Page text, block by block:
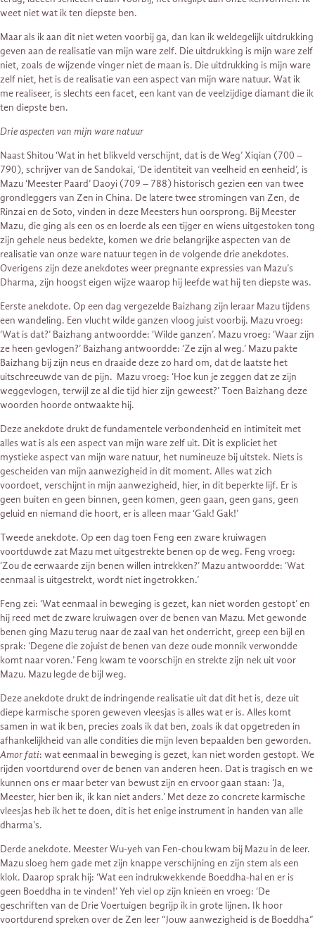
weet niet wat ik ten diepste ben.
Maar als ik aan dit niet weten voorbij ga, dan kan ik weldegelijk uitdrukking
geven aan de realisatie van mijn ware zelf. Die uitdrukking is mijn ware zelf
niet, zoals de wijzende vinger niet de maan is. Die uitdrukking is mijn ware
zelf niet, het is de realisatie van een aspect van mijn ware natuur. Wat ik
me realiseer, is slechts een facet, een kant van de veelzijdige diamant die ik
ten diepste ben.
Drie aspecten van mijn ware natuur
Naast Shitou ‘Wat in het blikveld verschijnt, dat is de Weg’ Xiqian (700 –
790), schrijver van de Sandokai, ‘De identiteit van veelheid en eenheid’, is
Mazu ‘Meester Paard’ Daoyi (709 – 788) historisch gezien een van twee
grondleggers van Zen in China. De latere twee stromingen van Zen, de
Rinzai en de Soto, vinden in deze Meesters hun oorsprong. Bij Meester
Mazu, die ging als een os en loerde als een tijger en wiens uitgestoken tong
zijn gehele neus bedekte, komen we drie belangrijke aspecten van de
realisatie van onze ware natuur tegen in de volgende drie anekdotes.
Overigens zijn deze anekdotes weer pregnante expressies van Mazu’s
Dharma, zijn hoogst eigen wijze waarop hij leefde wat hij ten diepste was.
Eerste anekdote. Op een dag vergezelde Baizhang zijn leraar Mazu tijdens
een wandeling. Een vlucht wilde ganzen vloog juist voorbij. Mazu vroeg:
‘Wat is dat?’ Baizhang antwoordde: ‘Wilde ganzen’. Mazu vroeg: ‘Waar zijn
ze heen gevlogen?’ Baizhang antwoordde: ‘Ze zijn al weg.’ Mazu pakte
Baizhang bij zijn neus en draaide deze zo hard om, dat de laatste het
uitschreeuwde van de pijn. Mazu vroeg: ‘Hoe kun je zeggen dat ze zijn
weggevlogen, terwijl ze al die tijd hier zijn geweest?’ Toen Baizhang deze
woorden hoorde ontwaakte hij.
Deze anekdote drukt de fundamentele verbondenheid en intimiteit met
alles wat is als een aspect van mijn ware zelf uit. Dit is expliciet het
mystieke aspect van mijn ware natuur, het numineuze bij uitstek. Niets is
gescheiden van mijn aanwezigheid in dit moment. Alles wat zich
voordoet, verschijnt in mijn aanwezigheid, hier, in dit beperkte lijf. Er is
geen buiten en geen binnen, geen komen, geen gaan, geen gans, geen
geluid en niemand die hoort, er is alleen maar ‘Gak! Gak!’
Tweede anekdote. Op een dag toen Feng een zware kruiwagen
voortduwde zat Mazu met uitgestrekte benen op de weg. Feng vroeg:
‘Zou de eerwaarde zijn benen willen intrekken?’ Mazu antwoordde: ‘Wat
eenmaal is uitgestrekt, wordt niet ingetrokken.’
Feng zei: ‘Wat eenmaal in beweging is gezet, kan niet worden gestopt’ en
hij reed met de zware kruiwagen over de benen van Mazu. Met gewonde
benen ging Mazu terug naar de zaal van het onderricht, greep een bijl en
sprak: ‘Degene die zojuist de benen van deze oude monnik verwondde
komt naar voren.’ Feng kwam te voorschijn en strekte zijn nek uit voor
Mazu. Mazu legde de bijl weg.
Deze anekdote drukt de indringende realisatie uit dat dit het is, deze uit
diepe karmische sporen geweven vleesjas is alles wat er is. Alles komt
samen in wat ik ben, precies zoals ik dat ben, zoals ik dat opgetreden in
afhankelijkheid van alle condities die mijn leven bepaalden ben geworden.
Amor fati: wat eenmaal in beweging is gezet, kan niet worden gestopt. We
rijden voortdurend over de benen van anderen heen. Dat is tragisch en we
kunnen ons er maar beter van bewust zijn en ervoor gaan staan: ‘Ja,
Meester, hier ben ik, ik kan niet anders.’ Met deze zo concrete karmische
vleesjas heb ik het te doen, dit is het enige instrument in handen van alle
dharma’s.
Derde anekdote. Meester Wu-yeh van Fen-chou kwam bij Mazu in de leer.
Mazu sloeg hem gade met zijn knappe verschijning en zijn stem als een
klok. Daarop sprak hij: ‘Wat een indrukwekkende Boeddha-hal en er is
geen Boeddha in te vinden!’ Yeh viel op zijn knieën en vroeg: ‘De
geschriften van de Drie Voertuigen begrijp ik in grote lijnen. Ik hoor
voortdurend spreken over de Zen leer “Jouw aanwezigheid is de Boeddha”